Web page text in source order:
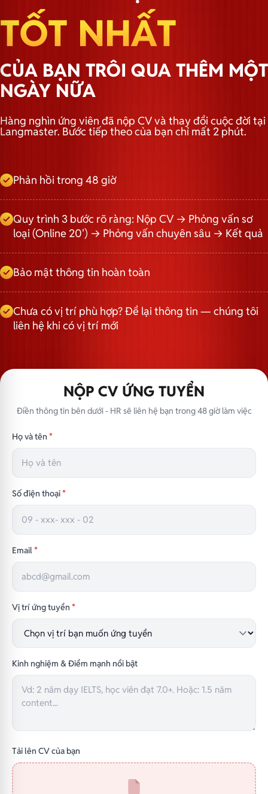
TỐT NHẤT
CỦA BẠN TRÔI QUA THÊM MỘT
NGÀY NỮA
Hàng nghìn ứng viên đã nộp CV và thay đổi cuộc đời tại
Langmaster. Bước tiếp theo của bạn chỉ mất 2 phút.
Phản hồi trong 48 giờ
Quy trình 3 bước rõ ràng: Nộp CV → Phỏng vấn sơ
loại (Online 20') → Phỏng vấn chuyên sâu → Kết quả
Bảo mật thông tin hoàn toàn
Chưa có vị trí phù hợp? Để lại thông tin — chúng tôi
liên hệ khi có vị trí mới
NỘP CV ỨNG TUYỂN
Điền thông tin bên dưới - HR sẽ liên hệ bạn trong 48 giờ làm việc
Họ và tên *
Số điện thoại*
Email*
Vị trí ứng tuyển *
Kinh nghiệm & Điểm mạnh nổi bật
Tải lên CV của bạn